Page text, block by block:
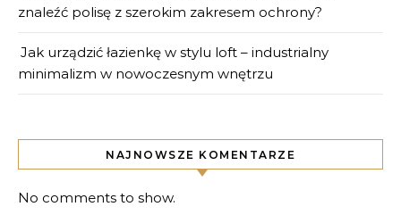
znaleźć polisę z szerokim zakresem ochrony?
Jak urządzić łazienkę w stylu loft – industrialny
minimalizm w nowoczesnym wnętrzu
NAJNOWSZE KOMENTARZE
No comments to show.